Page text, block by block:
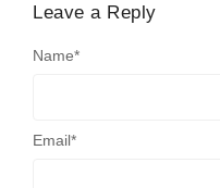
Leave a Reply
Name*
Email*